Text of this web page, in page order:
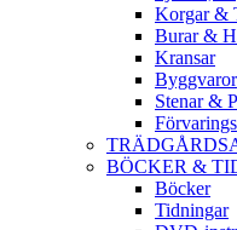
Korgar &
Burar &
Kransar
Byggvaror
Stenar &
BÖCKER &
Böcker
Tidningar